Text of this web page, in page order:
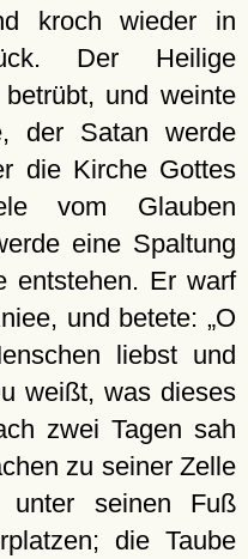
kroch wieder in
Der Heilige
und weinte
der Satan werde
die Kirche Gottes
vom Glauben
eine Spaltung
entstehen. Er warf
und betete:
O
liebst und
weißt, was dieses
zwei Tagen sah
zu seiner Zelle
unter seinen Fuß
die Taube